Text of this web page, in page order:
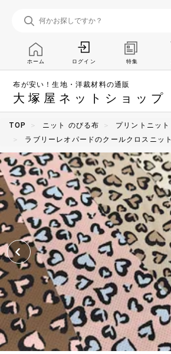
布が安い！生地・洋裁材料の通販
大塚屋ネットショップ
ホーム ログイン 特集
TOP ニット のびる布
プリントニット
ラブリーレオパードのクールクロスニット